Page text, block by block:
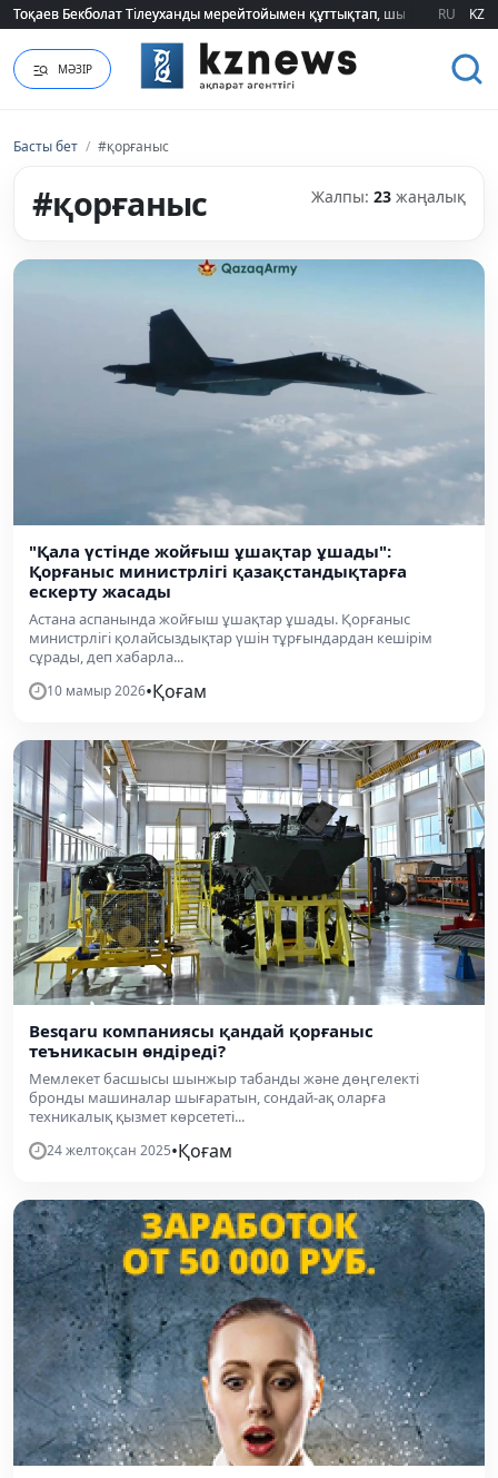
Тоқаев Бекболат Тілеуханды мерейтойымен құттықтап, шығармашылық
Тоқаев Бекболат Тілеуханды мерейтойымен құттықтап, шығармашылық
RU KZ
МӘЗІР
Басты бет / #қорғаныс
#қорғаныс Жалпы: 23 жаңалық
"Қала үстінде жойғыш ұшақтар ұшады":
Қорғаныс министрлігі қазақстандықтарға
ескерту жасады
Астана аспанында жойғыш ұшақтар ұшады. Қорғаныс
министрлігі қолайсыздықтар үшін тұрғындардан кешірім
сұрады, деп хабарла...
10 мамыр 2026•Қоғам
Besqaru компаниясы қандай қорғаныс
теъникасын өндіреді?
Мемлекет басшысы шынжыр табанды және дөңгелекті
бронды машиналар шығаратын, сондай-ақ оларға
техникалық қызмет көрсететі...
24 желтоқсан 2025•Қоғам